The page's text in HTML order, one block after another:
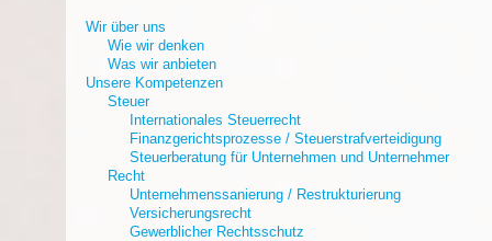
Wir über uns
Wie wir denken
Was wir anbieten
Unsere Kompetenzen
Steuer
Internationales Steuerrecht
Finanzgerichtsprozesse / Steuerstrafverteidigung
Steuerberatung für Unternehmen und Unternehmer
Recht
Unternehmenssanierung / Restrukturierung
Versicherungsrecht
Gewerblicher Rechtsschutz